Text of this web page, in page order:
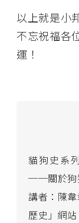
以上就是小
不忘祝福各
運！
貓狗史系
──關於狗
講者：陳
歷史」網站